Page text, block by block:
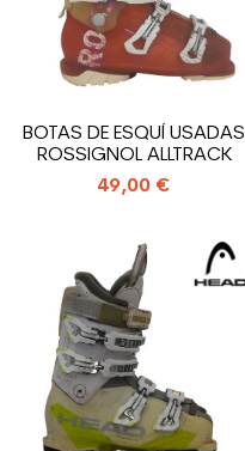
BOTAS DE ESQUÍ USADAS
ROSSIGNOL ALLTRACK
49,00 €